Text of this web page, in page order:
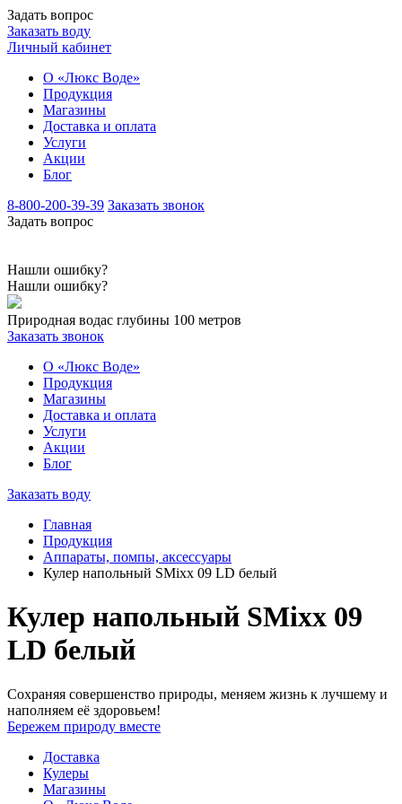
Задать вопрос
Заказать воду
Личный кабинет
О «Люкс Воде»
Продукция
Магазины
Доставка и оплата
Услуги
Акции
Блог
8-800-200-39-39 Заказать звонок
Задать вопрос
Нашли ошибку?
Нашли ошибку?
Природная водас глубины 100 метров
Заказать звонок
О «Люкс Воде»
Продукция
Магазины
Доставка и оплата
Услуги
Акции
Блог
Заказать воду
Главная
Продукция
Аппараты, помпы, аксессуары
Кулер напольный SMixx 09 LD белый
Кулер напольный SMixx 09
LD белый
Сохраняя совершенство природы, меняем жизнь к лучшему и
наполняем её здоровьем!
Бережем природу вместе
Доставка
Кулеры
Магазины